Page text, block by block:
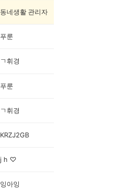
동네생활 관리자
푸룬
ㄱ휘경
푸룬
ㄱ휘경
KRZJ2GB
j h ♡
잉아잉